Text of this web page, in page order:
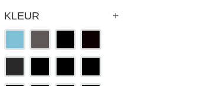
KLEUR +